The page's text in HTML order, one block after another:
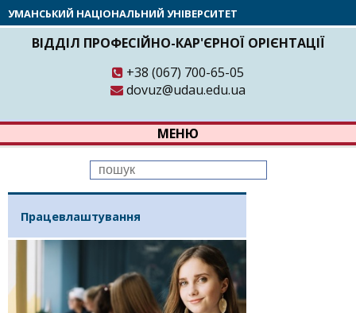
УМАНСЬКИЙ НАЦІОНАЛЬНИЙ УНІВЕРСИТЕТ
ВІДДІЛ ПРОФЕСІЙНО-КАР'ЄРНОЇ ОРІЄНТАЦІЇ
+38 (067) 700-65-05
dovuz@udau.edu.ua
МЕНЮ
Працевлаштування